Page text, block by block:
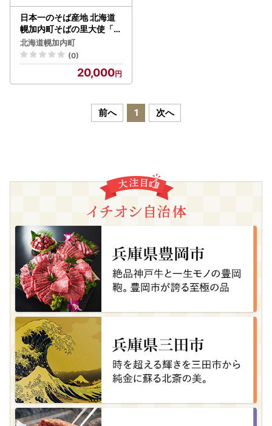
日本一のそば産地 北海道
幌加内町そばの里大使「ほ
ろみん」グッズセット 雑
貨 日用品 キャラクター
北海道幌加内町
(0)
20,000
前へ 1 次へ